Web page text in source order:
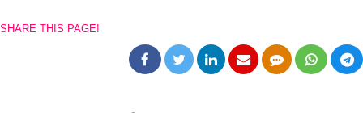
SHARE THIS PAGE!